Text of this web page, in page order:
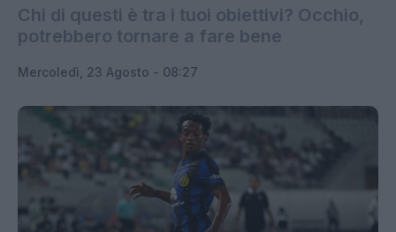
Chi di questi è tra i tuoi obiettivi? Occhio,
potrebbero tornare a fare bene
Mercoledì, 23 Agosto - 08:27